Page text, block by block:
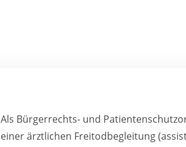
Als Bürgerrechts- und
einer ärztlichen Freitodbegleitung